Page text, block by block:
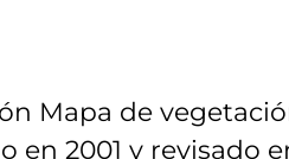
Mapa de
2001 y revisado